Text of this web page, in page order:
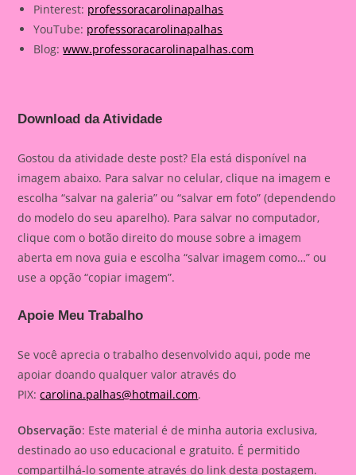
Pinterest: professoracarolinapalhas
YouTube: professoracarolinapalhas
Blog:www.professoracarolinapalhas.com
Download da Atividade
Gostou da atividade deste post? Ela está disponível na
imagem abaixo. Para salvar no celular, clique na imagem e
escolha “salvar na galeria” ou “salvar em foto” (dependendo
do modelo do seu aparelho). Para salvar no computador,
clique com o botão direito do mouse sobre a imagem
aberta em nova guia e escolha “salvar imagem como…” ou
use a opção “copiar imagem”.
Apoie Meu Trabalho
Se você aprecia o trabalho desenvolvido aqui, pode me
apoiar doando qualquer valor através do
PIX:carolina.palhas@hotmail.com.
Observação: Este material é de minha autoria exclusiva,
destinado ao uso educacional e gratuito. É permitido
compartilhá-lo somente através do link desta postagem.